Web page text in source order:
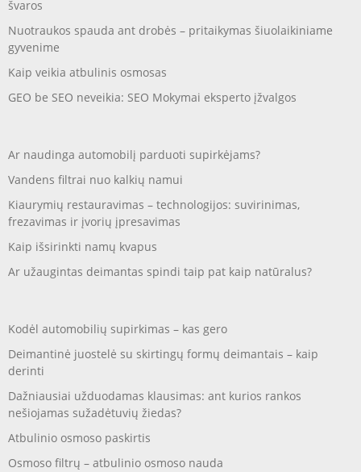
švaros
Nuotraukos spauda ant drobės – pritaikymas šiuolaikiniame
gyvenime
Kaip veikia atbulinis osmosas
GEO be SEO neveikia: SEO Mokymai eksperto įžvalgos
Ar naudinga automobilį parduoti supirkėjams?
Vandens filtrai nuo kalkių namui
Kiaurymių restauravimas – technologijos: suvirinimas,
frezavimas ir įvorių įpresavimas
Kaip išsirinkti namų kvapus
Ar užaugintas deimantas spindi taip pat kaip natūralus?
Kodėl automobilių supirkimas – kas gero
Deimantinė juostelė su skirtingų formų deimantais – kaip
derinti
Dažniausiai užduodamas klausimas: ant kurios rankos
nešiojamas sužadėtuvių žiedas?
Atbulinio osmoso paskirtis
Osmoso filtrų – atbulinio osmoso nauda